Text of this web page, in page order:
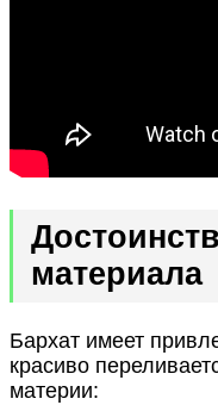
материала
Бархат имеет
красиво
материи: